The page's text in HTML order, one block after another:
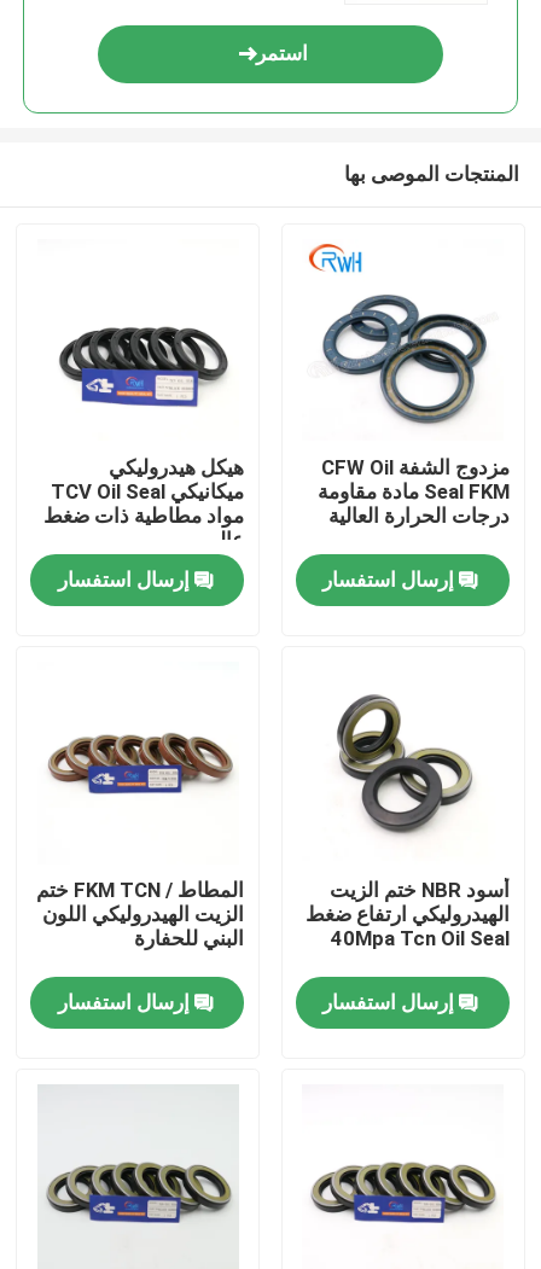
منزل
أشرطة فيديو
معلومات عنا
رقابة جودة
اتصل بنا
حالات
استمر
المنتجات الموصى بها
مزدوج الشفة CFW Oil
Seal FKM مادة مقاومة
درجات الحرارة العالية
إرسال استفسار
هيكل هيدروليكي
ميكانيكي TCV Oil Seal
مواد مطاطية ذات ضغط
عالي
إرسال استفسار
أسود NBR ختم الزيت
الهيدروليكي ارتفاع ضغط
40Mpa Tcn Oil Seal
إرسال استفسار
المطاط / FKM TCN ختم
الزيت الهيدروليكي اللون
البني للحفارة
إرسال استفسار